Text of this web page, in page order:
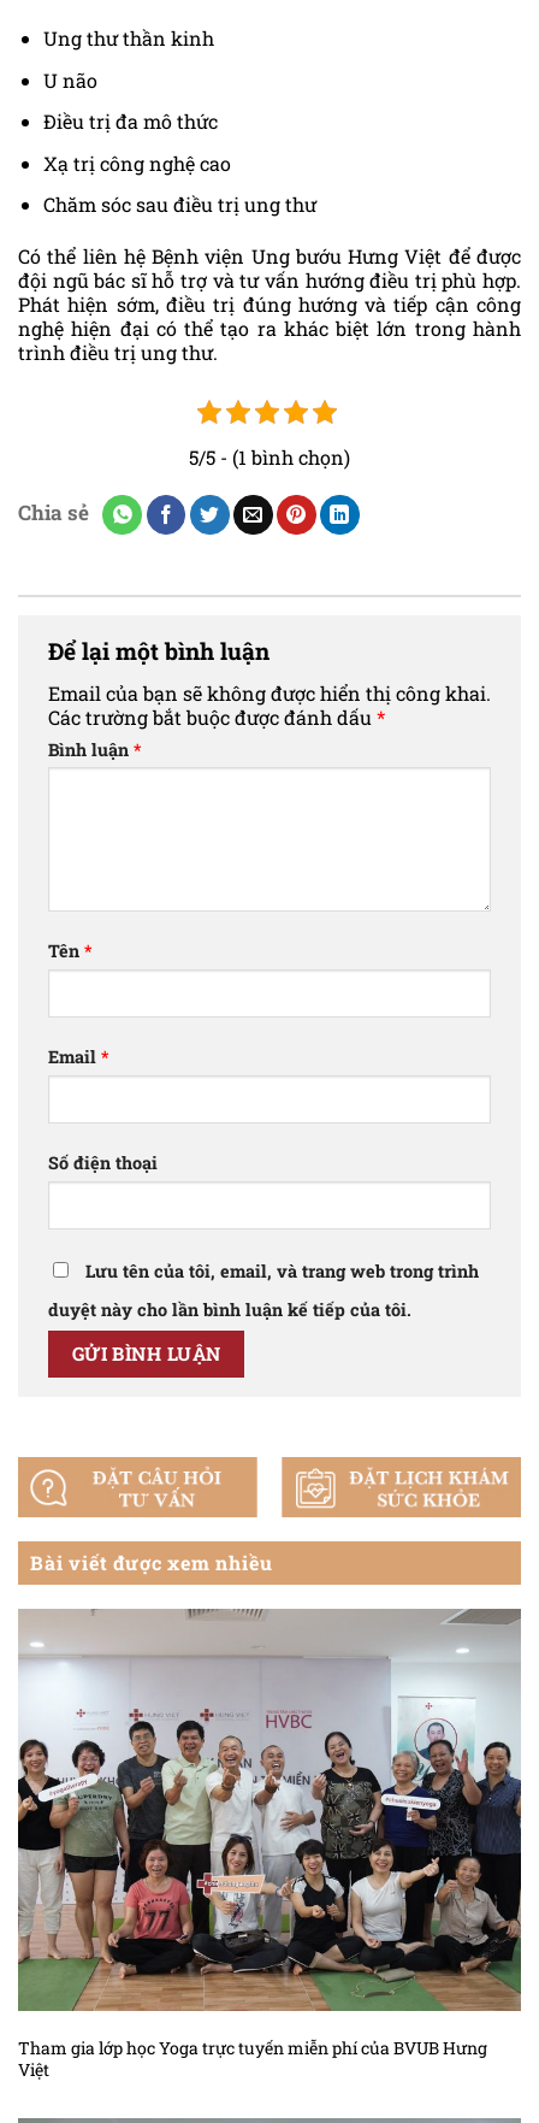
Ung thư thần kinh
U não
Điều trị đa mô thức
Xạ trị công nghệ cao
Chăm sóc sau điều trị ung thư
Có thể liên hệ Bệnh viện Ung bướu Hưng Việt để được
đội ngũ bác sĩ hỗ trợ và tư vấn hướng điều trị phù hợp.
Phát hiện sớm, điều trị đúng hướng và tiếp cận công
nghệ hiện đại có thể tạo ra khác biệt lớn trong hành
trình điều trị ung thư.
5/5 - (1 bình chọn)
Chia sẻ
Để lại một bình luận
Email của bạn sẽ không được hiển thị công khai.
Các trường bắt buộc được đánh dấu *
Bình luận *
Tên *
Email *
Số điện thoại
Lưu tên của tôi, email, và trang web trong trình
duyệt này cho lần bình luận kế tiếp của tôi.
Bài viết được xem nhiều
Tham gia lớp học Yoga trực tuyến miễn phí của BVUB Hưng
Việt